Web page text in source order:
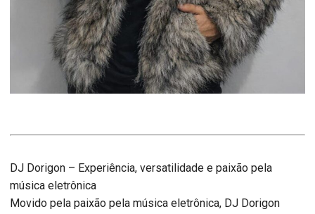
DJ Dorigon – Experiência, versatilidade e paixão pela
música eletrônica
Movido pela paixão pela música eletrônica, DJ Dorigon